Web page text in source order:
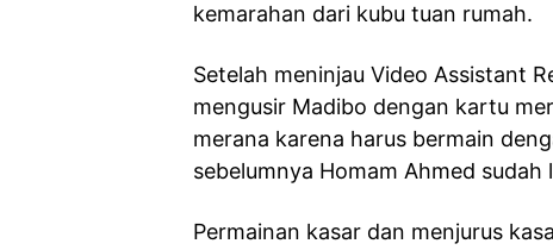
kemarahan dari kubu tuan rumah.
Setelah meninjau Video Assistant
mengusir Madibo dengan kartu
merana karena harus bermain
sebelumnya Homam Ahmed
Permainan kasar dan menjurus